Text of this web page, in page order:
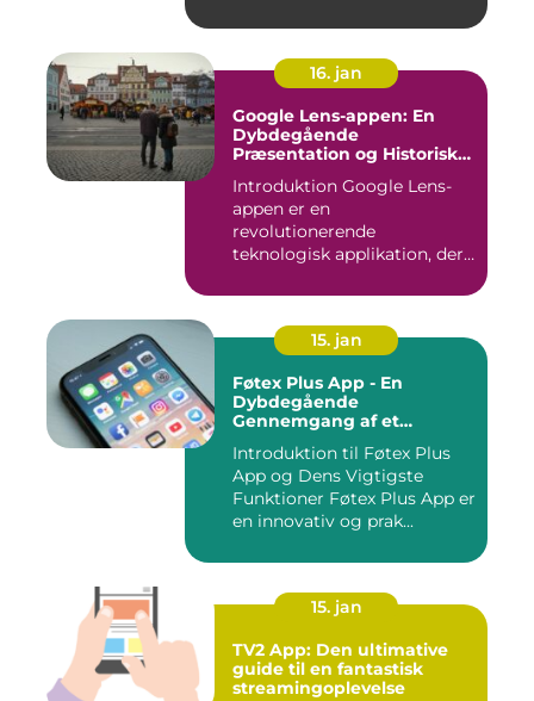
16. jan
Google Lens-appen: En
Dybdegående
Præsentation og Historisk
Introduktion Google Lens-
appen er en
revolutionerende
teknologisk applikation, der
15. jan
Føtex Plus App - En
Dybdegående
Gennemgang af et
Indkøbsoplevelse
Introduktion til Føtex Plus
App og Dens Vigtigste
Funktioner Føtex Plus App er
en innovativ og prak...
15. jan
TV2 App: Den ultimative
guide til en fantastisk
streamingoplevelse